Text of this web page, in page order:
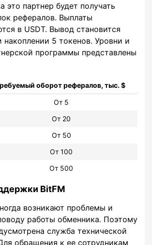
это партнер будет получать
рефералов. Выплаты
в USDT. Вывод становится
накоплении 5 токенов. Уровни и
программы представлены
оборот рефералов, тыс. $
От 5
От 20
От 50
От 100
От 500
BitFM
возникают проблемы и
работы обменника. Поэтому
служба технической
обращения к ее сотрудникам